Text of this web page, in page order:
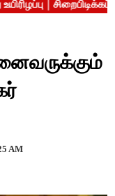
AM